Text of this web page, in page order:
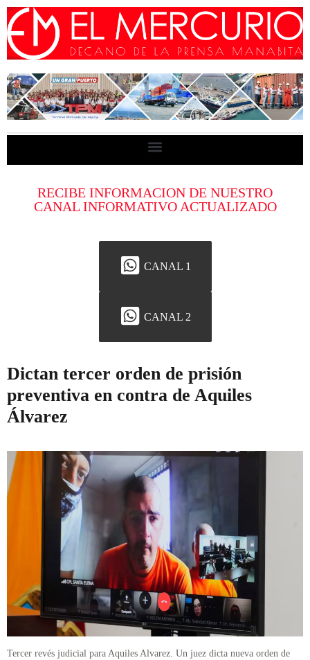
RECIBE INFORMACION DE NUESTRO
CANAL INFORMATIVO ACTUALIZADO
CANAL 1
CANAL 2
Dictan tercer orden de prisión
preventiva en contra de Aquiles
Álvarez
Tercer revés judicial para Aquiles Alvarez. Un juez dicta nueva orden de